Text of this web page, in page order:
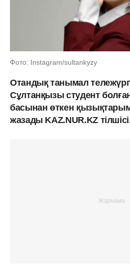
Фото: Instagram/sultankyzy
Отандық танымал
Сұлтанқызы студент
басынан өткен
жазады KAZ.NUR.KZ